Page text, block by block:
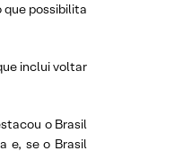
possibilita
inclui voltar
o Brasil
e, se o Brasil